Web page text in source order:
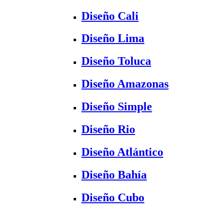
Diseño Cali
Diseño Lima
Diseño Toluca
Diseño Amazonas
Diseño Simple
Diseño Rio
Diseño Atlántico
Diseño Bahía
Diseño Cubo